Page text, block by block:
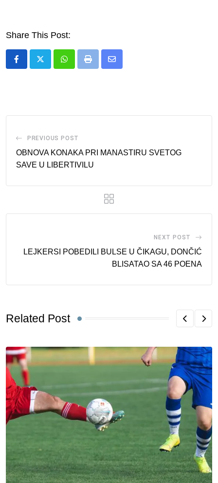
Share This Post:
Whatsapp
Print
Share
PREVIOUS POST
OBNOVA KONAKA PRI MANASTIRU SVETOG
SAVE U LIBERTIVILU
NEXT POST
LEJKERSI POBEDILI BULSE U ČIKAGU, DONČIĆ
BLISATAO SA 46 POENA
Related Post